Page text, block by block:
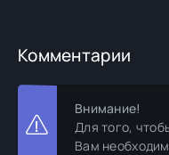
Комментарии
Внимание!
Для того,
Вам